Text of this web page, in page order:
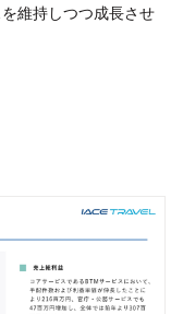
維持しつつ成長させ